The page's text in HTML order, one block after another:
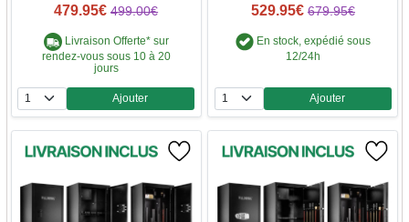
479.95€ 499.00€
Livraison Offerte* sur
rendez-vous sous 10 à 20
jours
Quantité
Ajouter
529.95€ 679.95€
En stock, expédié sous
12/24h
Quantité
Ajouter